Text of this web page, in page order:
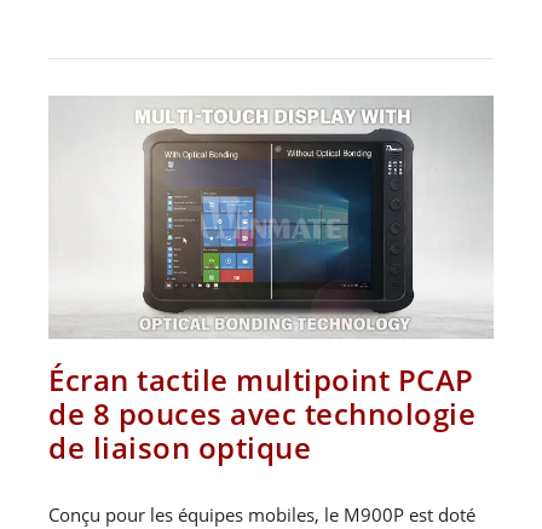
Écran tactile multipoint PCAP
de 8 pouces avec technologie
de liaison optique
Conçu pour les équipes mobiles, le M900P est doté